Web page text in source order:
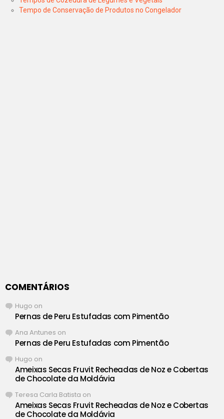
Tempo de Conservação de Produtos no Congelador
COMENTÁRIOS
Hugo on
Pernas de Peru Estufadas com Pimentão
Ana Antunes on
Pernas de Peru Estufadas com Pimentão
Hugo on
Ameixas Secas Fruvit Recheadas de Noz e Cobertas
de Chocolate da Moldávia
Teresa Carla Batista on
Ameixas Secas Fruvit Recheadas de Noz e Cobertas
de Chocolate da Moldávia